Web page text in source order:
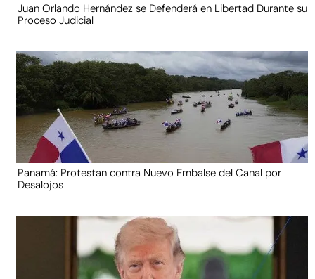
Juan Orlando Hernández se Defenderá en Libertad Durante su
Proceso Judicial
Panamá: Protestan contra Nuevo Embalse del Canal por
Desalojos